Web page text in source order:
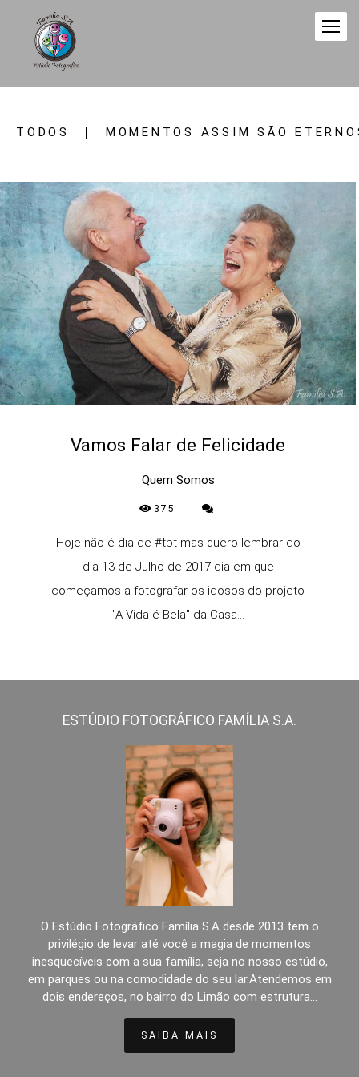
TODOS MOMENTOS ASSIM SÃO
Vamos Falar de Felicidade
Quem Somos
375
Hoje não é dia de #tbt mas quero lembrar do
dia 13 de Julho de 2017 dia em que
começamos a fotografar os idosos do projeto
"A Vida é Bela" da Casa...
ESTÚDIO FOTOGRÁFICO FAMÍLIA S.A.
O Estúdio Fotográfico Família S.A desde 2013 tem o
privilégio de levar até você a magia de momentos
inesquecíveis com a sua família, seja no nosso estúdio,
em parques ou na comodidade do seu lar.Atendemos em
dois endereços, no bairro do Limão com estrutura...
SAIBA MAIS